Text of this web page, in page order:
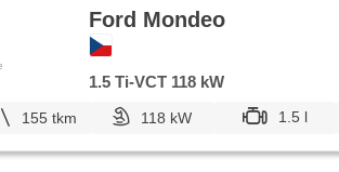
Ford Mondeo
1.5 Ti-VCT 118 kW
155 tkm 118 kW 1.5 l